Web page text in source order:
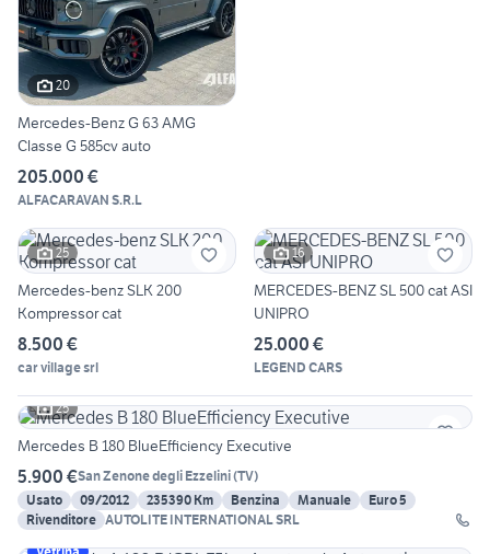
20
Mercedes-Benz G 63 AMG
Classe G 585cv auto
205.000 €
ALFACARAVAN S.R.L
25
Mercedes-benz SLK 200
Kompressor cat
8.500 €
car village srl
16
MERCEDES-BENZ SL 500 cat ASI
UNIPRO
25.000 €
LEGEND CARS
25
Mercedes B 180 BlueEfficiency Executive
5.900 €San Zenone degli Ezzelini(TV)
Usato
09/2012 235390 Km Benzina Manuale
Euro 5
Rivenditore AUTOLITE INTERNATIONAL SRL